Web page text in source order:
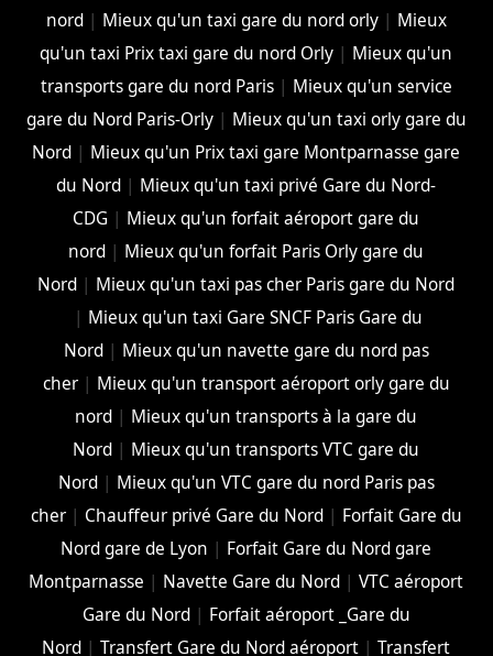
nord| Mieux qu'un taxi gare du nord orly| Mieux
qu'un taxi Prix taxi gare du nord Orly | Mieux qu'un
transports gare du nord Paris| Mieux qu'un service
gare du Nord Paris-Orly| Mieux qu'un taxi orly gare du
Nord | Mieux qu'un Prix taxi gare Montparnasse gare
du Nord | Mieux qu'un taxi privé Gare du Nord-
CDG | Mieux qu'un forfait aéroport gare du
nord | Mieux qu'un forfait Paris Orly gare du
Nord | Mieux qu'un taxi pas cher Paris gare du Nord
| Mieux qu'un taxi Gare SNCF Paris Gare du
Nord| Mieux qu'un navette gare du nord pas
cher| Mieux qu'un transport aéroport orly gare du
nord | Mieux qu'un transports à la gare du
Nord | Mieux qu'un transports VTC gare du
Nord| Mieux qu'un VTC gare du nord Paris pas
cher| Chauffeur privé Gare du Nord| Forfait Gare du
Nord gare de Lyon | Forfait Gare du Nord gare
Montparnasse | Navette Gare du Nord |VTC aéroport
Gare du Nord| Forfait aéroport _Gare du
Nord |Transfert Gare du Nord aéroport |Transfert